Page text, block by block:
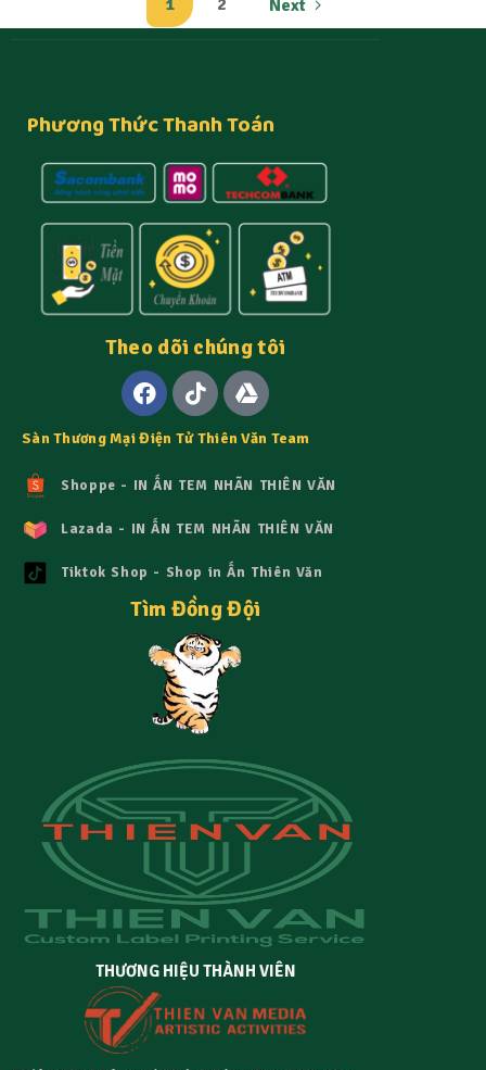
1 2 Next
THƯƠNG HIỆU THÀNH VIÊN
Phương Thức Thanh Toán
Theo dõi chúng tôi
Sàn Thương Mại Điện Tử Thiên Văn Team
Shoppe - IN ẤN TEM NHÃN THIÊN VĂN
Lazada - IN ẤN TEM NHÃN THIÊN VĂN
Tiktok Shop - Shop in Ấn Thiên Văn
Tìm Đồng Đội